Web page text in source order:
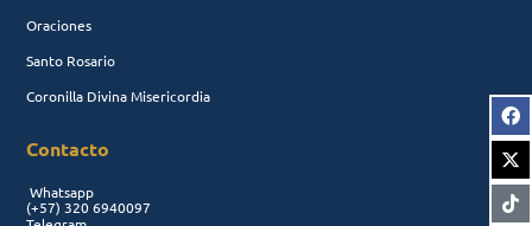
Oraciones
Santo Rosario
Coronilla Divina Misericordia
Contacto
Whatsapp
(+57) 320 6940097